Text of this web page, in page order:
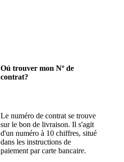
Oú trouver mon Nº de
contrat?
Le numéro de contrat se trouve
sur le bon de livraison. Il s'agit
d'un numéro à 10 chiffres, situé
dans les instructions de
paiement par carte bancaire.